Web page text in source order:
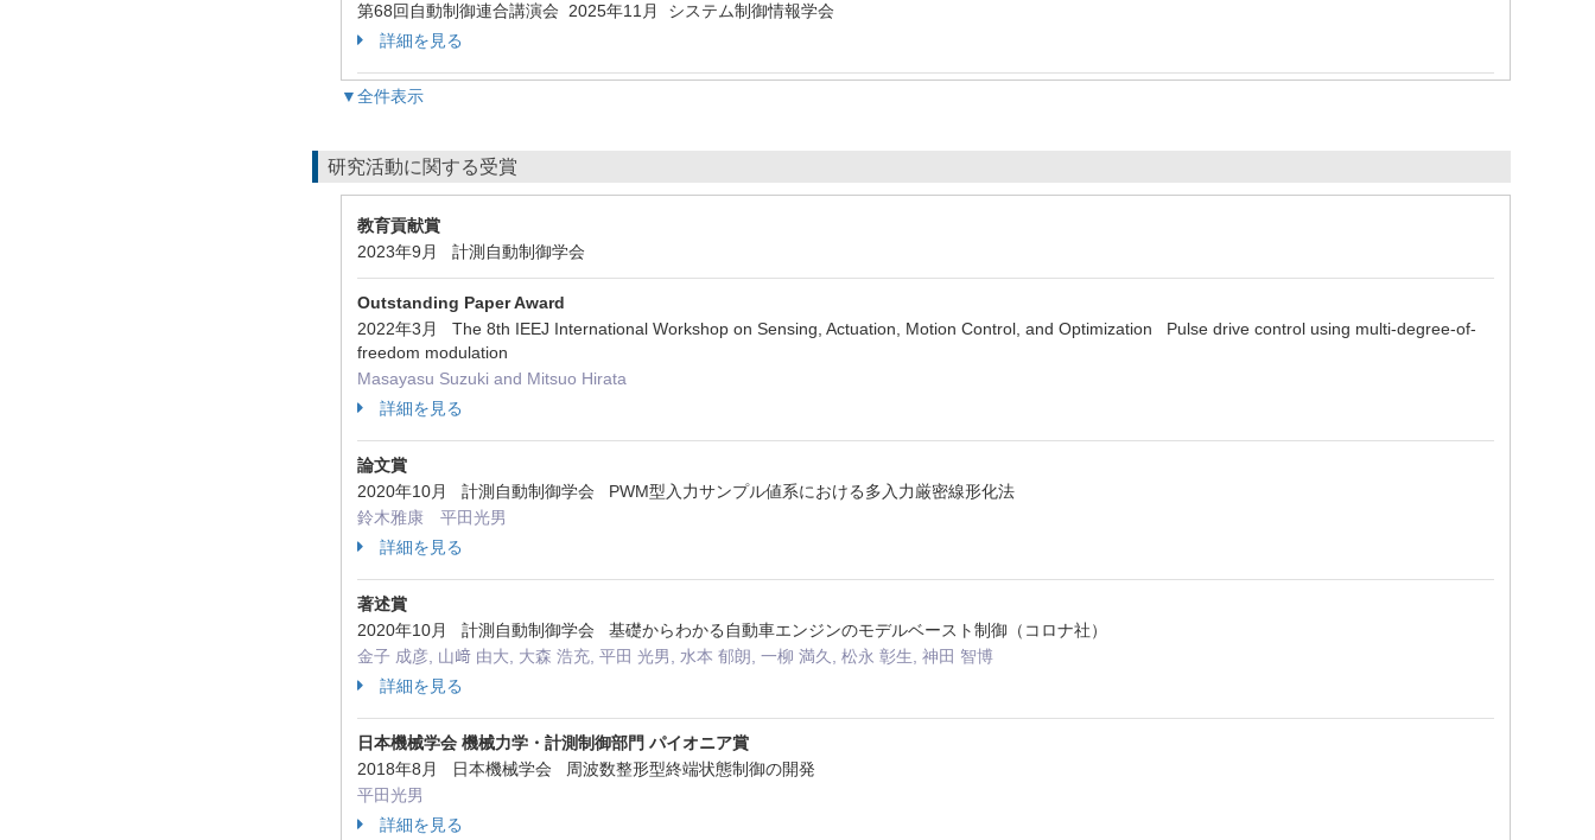
第68回自動制御連合講演会 2025年11月 システム制御情報学会
詳細を見る
▼全件表示
研究活動に関する受賞
教育貢献賞
2023年9月 計測自動制御学会
Outstanding Paper Award
2022年3月 The 8th IEEJ International Workshop on Sensing, Actuation, Motion Control, and Optimization Pulse drive control using multi-degree-of-
freedom modulation
Masayasu Suzuki and Mitsuo Hirata
詳細を見る
論文賞
2020年10月 計測自動制御学会 PWM型入力サンプル値系における多入力厳密線形化法
鈴木雅康 平田光男
詳細を見る
著述賞
2020年10月 計測自動制御学会 基礎からわかる自動車エンジンのモデルベースト制御（コロナ社）
金子 成彦, 山﨑 由大, 大森 浩充, 平田 光男, 水本 郁朗, 一柳 満久, 松永 彰生, 神田 智博
詳細を見る
日本機械学会 機械力学・計測制御部門 パイオニア賞
2018年8月 日本機械学会 周波数整形型終端状態制御の開発
平田光男
詳細を見る